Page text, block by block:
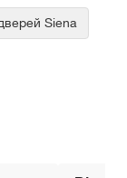
Siena